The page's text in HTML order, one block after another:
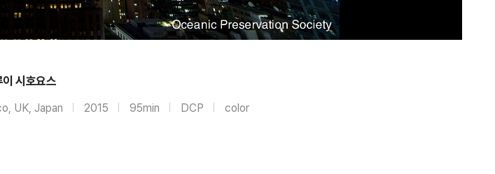
이 시호요스
UK, Japan 2015 95min DCP color